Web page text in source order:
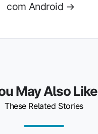
com Android →
May Also Like
These Related Stories